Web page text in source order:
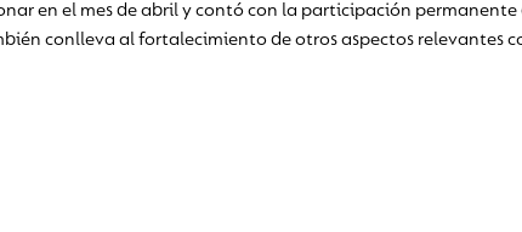
en el mes de abril y contó con la participación
conlleva al fortalecimiento de otros aspectos relevantes